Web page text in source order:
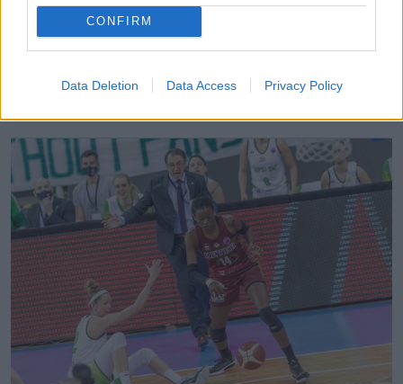
CONFIRM
Data Deletion Data Access Privacy Policy